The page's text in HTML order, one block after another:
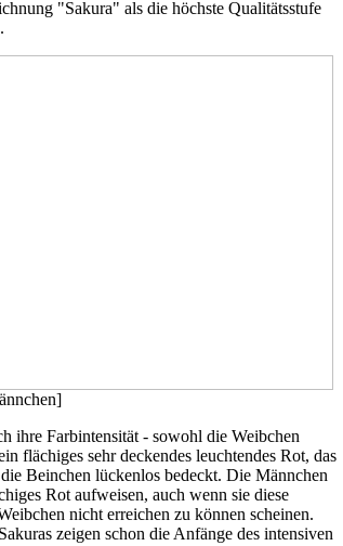
"Sakura" als die höchste Qualitätsstufe
ihre Farbintensität - sowohl die Weibchen
flächiges sehr deckendes leuchtendes Rot, das
Beinchen lückenlos bedeckt. Die Männchen
Rot aufweisen, auch wenn sie diese
nicht erreichen zu können scheinen.
zeigen schon die Anfänge des intensiven